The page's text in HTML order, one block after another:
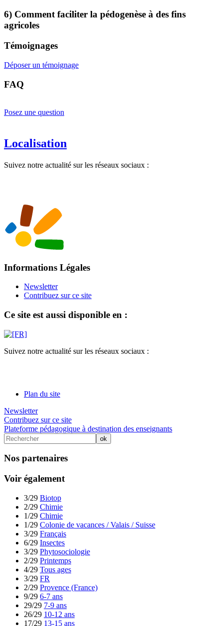
6) Comment faciliter la pédogenèse à des fins
agricoles
Témoignages
Déposer un témoignage
FAQ
Posez une question
Localisation
Suivez notre actualité sur les réseaux sociaux :
Informations Légales
Newsletter
Contribuez sur ce site
Ce site est aussi disponible en :
Suivez notre actualité sur les réseaux sociaux :
Plan du site
Newsletter
Contribuez sur ce site
Plateforme pédagogique à destination des enseignants
Nos partenaires
Voir également
3/29 Biotop
2/29 Chimie
1/29 Chimie
1/29 Colonie de vacances / Valais / Suisse
3/29 Français
6/29 Insectes
3/29 Phytosociologie
2/29 Printemps
4/29 Tous ages
3/29 FR
2/29 Provence (France)
9/29 6-7 ans
29/29 7-9 ans
26/29 10-12 ans
17/29 13-15 ans